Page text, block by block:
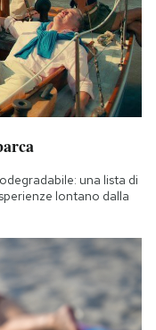
una lista di
lontano dalla